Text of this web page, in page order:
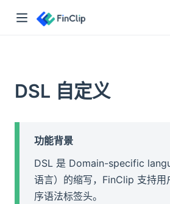
DSL 自定义
功能背景
DSL 是 Domain-specific
语言）的缩写，FinClip 支持用
序语法标签头。
「FinClip」是一套基于云原生框架设计
查看产品文档